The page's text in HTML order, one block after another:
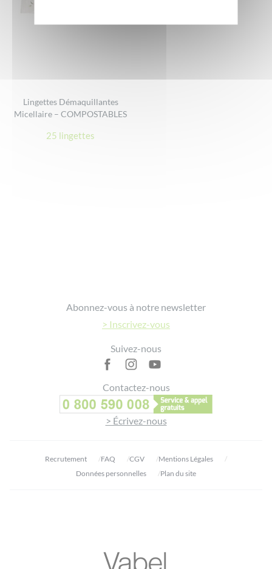
Lingettes Démaquillantes
Micellaire – COMPOSTABLES
25 lingettes
Abonnez-vous à notre newsletter
> Inscrivez-vous
Suivez-nous
Contactez-nous
> Écrivez-nous
Recrutement FAQ CGV
Mentions Légales
Données personnelles
Plan du site